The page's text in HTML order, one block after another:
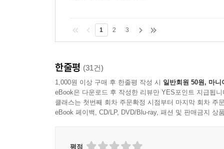
1 2 3
한줄평 (31건)
1,000원 이상 구매 후 한줄평 작성 시 일반회원 50원, 마니
eBook은 다운로드 후 작성한 리뷰만 YES포인트 지급됩니
클래스는 첫번째 회차 주문확정 시점부터 마지막 회차 주
eBook 페이백, CD/LP, DVD/Blu-ray, 패션 및 판매금지 상
평점